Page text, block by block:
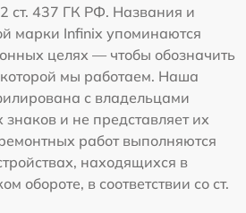
ст. 437 ГК РФ. Названия и
марки Infinix упоминаются
целях — чтобы обозначить
мы работаем. Наша
с владельцами
и не представляет их
работ выполняются
находящихся в
обороте, в соответствии со ст.